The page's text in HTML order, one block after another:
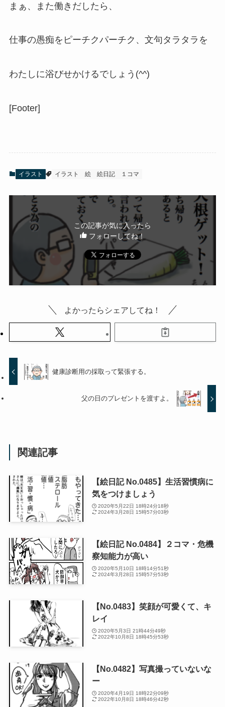
まぁ、また働きだしたら、
仕事の愚痴をピーチクパーチク、文句タラタラを
わたしに浴びせかけるでしょう(^^)
[Footer]
イラスト イラスト 絵 絵日記 １コマ
この記事が気に入ったら
フォローしてね！
よかったらシェアしてね！
健康診断用の採取って緊張する。
父の日のプレゼントを渡すよ。
関連記事
【絵日記 No.0485】生活習慣病に
気をつけましょう
2020年5月22日 18時24分18秒
2024年3月28日 15時57分03秒
【絵日記 No.0484】２コマ・危機
察知能力が高い
2020年5月10日 18時14分51秒
2024年3月28日 15時57分53秒
【No.0483】笑顔が可愛くて、キ
レイ
2020年5月3日 21時44分49秒
2022年10月8日 18時45分53秒
【No.0482】写真撮っていないな
ー
2020年4月19日 18時22分09秒
2022年10月8日 18時46分42秒